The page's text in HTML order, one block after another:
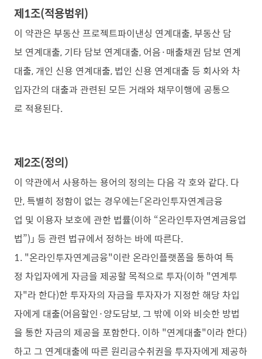
제1조(적용범위)
이 약관은 부동산 프로젝트파이낸싱 연계대출, 부동산 담
보 연계대출, 기타 담보 연계대출, 어음·매출채권 담보 연계
대출, 개인 신용 연계대출, 법인 신용 연계대출 등 회사와 차
입자간의 대출과 관련된 모든 거래와 채무이행에 공통으
로 적용된다.
제2조(정의)
이 약관에서 사용하는 용어의 정의는 다음 각 호와 같다. 다
만, 특별히 정함이 없는 경우에는「온라인투자연계금융
업 및 이용자 보호에 관한 법률(이하 “온라인투자연계금융업
법”)」 등 관련 법규에서 정하는 바에 따른다.
1. "온라인투자연계금융"이란 온라인플랫폼을 통하여 특
정 차입자에게 자금을 제공할 목적으로 투자(이하 "연계투
자"라 한다)한 투자자의 자금을 투자자가 지정한 해당 차입
자에게 대출(어음할인·양도담보, 그 밖에 이와 비슷한 방법
을 통한 자금의 제공을 포함한다. 이하 "연계대출"이라 한다)
하고 그 연계대출에 따른 원리금수취권을 투자자에게 제공하